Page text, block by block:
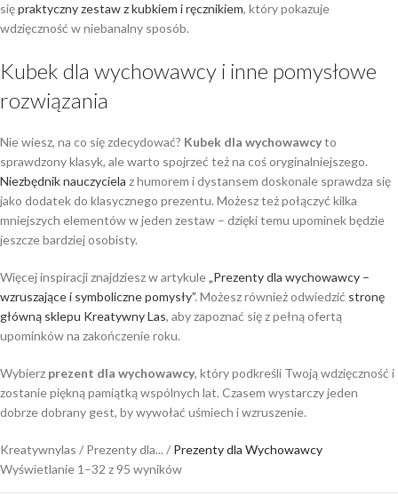
siępraktyczny zestaw z kubkiem i ręcznikiem, który pokazuje
wdzięczność w niebanalny sposób.
Kubek dla wychowawcy i inne pomysłowe
rozwiązania
Nie wiesz, na co się zdecydować? Kubek dla wychowawcyto
sprawdzony klasyk, ale warto spojrzeć też na coś oryginalniejszego.
Niezbędnik nauczyciela z humorem i dystansem doskonale sprawdza się
jako dodatek do klasycznego prezentu. Możesz też połączyć kilka
mniejszych elementów w jeden zestaw – dzięki temu upominek będzie
jeszcze bardziej osobisty.
Więcej inspiracji znajdziesz w artykule „Prezenty dla wychowawcy –
wzruszające i symboliczne pomysły”. Możesz również odwiedzić stronę
główną sklepu Kreatywny Las, aby zapoznać się z pełną ofertą
upominków na zakończenie roku.
Wybierz prezent dla wychowawcy, który podkreśli Twoją wdzięczność i
zostanie piękną pamiątką wspólnych lat. Czasem wystarczy jeden
dobrze dobrany gest, by wywołać uśmiech i wzruszenie.
Kreatywnylas / Prezenty dla... / Prezenty dla Wychowawcy
Wyświetlanie 1–32 z 95 wyników